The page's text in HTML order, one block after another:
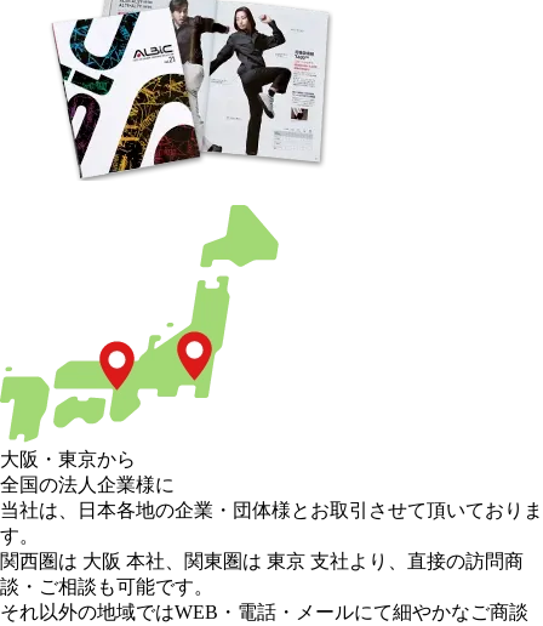
大阪 ・ 東京から
全国の法人企業様に
当社は、日本各地の企業・団体様とお取引させて頂いておりま
す。
関西圏は 大阪 本社
関東圏は 東京 支社より、直接の訪問商
談・ご相談も可能です。
それ以外の地域ではWEB・電話・メールにて細やかなご商談